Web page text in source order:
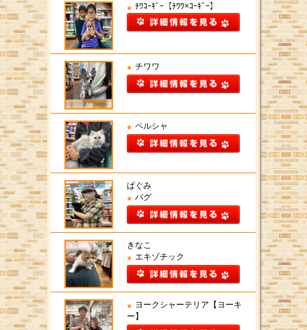
ﾁﾜｺｰｷﾞｰ【ﾁﾜﾜ×ｺｰｷﾞｰ】
チワワ
ペルシャ
ぱぐみ
パグ
きなこ
エキゾチック
ヨークシャーテリア【ヨーキ
ー】